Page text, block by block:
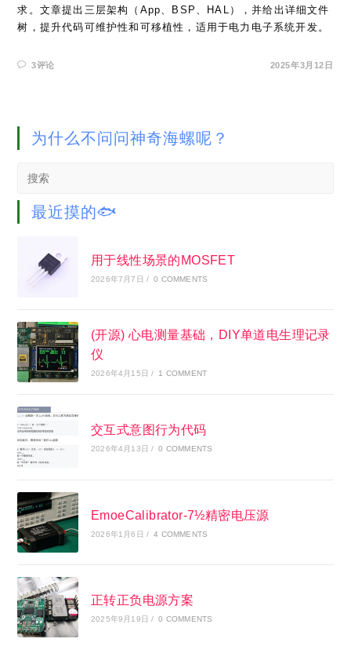
求。文章提出三层架构（App、BSP、HAL），并给出详细文件
树，提升代码可维护性和可移植性，适用于电力电子系统开发。
3评论 2025年3月12日
为什么不问问神奇海螺呢？
Search
website
最近摸的🐟
用于线性场景的MOSFET
2026年7月7日 / 0 COMMENTS
(开源) 心电测量基础，DIY单道电生理记录
仪
2026年4月15日 / 1 COMMENT
交互式意图行为代码
2026年4月13日 / 0 COMMENTS
EmoeCalibrator-7½精密电压源
2026年1月6日 / 4 COMMENTS
正转正负电源方案
2025年9月19日 / 0 COMMENTS